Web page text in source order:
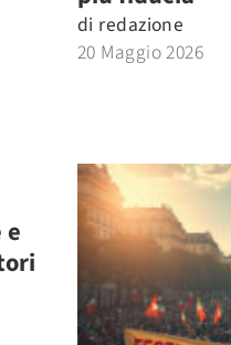
di redazione
20 Maggio 2026